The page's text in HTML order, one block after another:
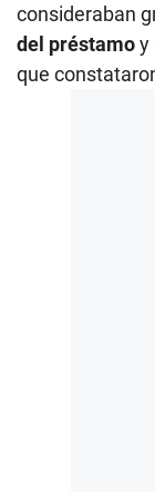
consideraban
del préstamoy
que